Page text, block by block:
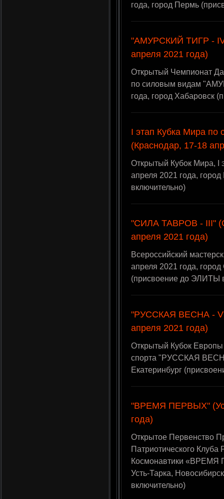
года, город Пермь
"АМУРСКИЙ ТИГР -
апреля 2021 года)
Открытый Чемпионат
по силовым видам
года, город Хабаровск
I этап Кубка Мира по
(Краснодар, 17-18
Открытый Кубок Мира, I
апреля 2021 года,
включительно)
"СИЛА ТАВРОВ - III"
апреля 2021 года)
Всероссийский
апреля 2021 года,
(присвоение до ЭЛИТЫ
"РУССКАЯ ВЕСНА - V"
апреля 2021 года)
Открытый Кубок
спорта "РУССКАЯ
Екатеринбург
"ВРЕМЯ ПЕРВЫХ"
года)
Открытое Первенство
Патриотического
Космонавтики «ВРЕМЯ
Усть-Тарка,
включительно)